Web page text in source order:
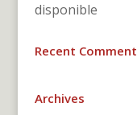
disponible
Recent
Archives